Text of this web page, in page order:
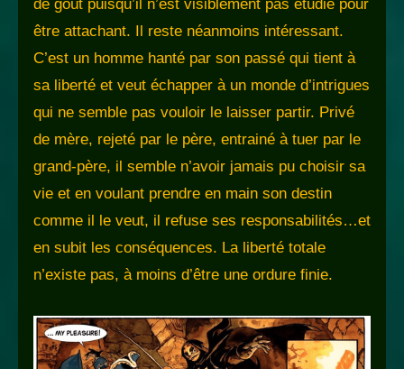
de goût puisqu’il n’est visiblement pas étudié pour
être attachant. Il reste néanmoins intéressant.
C’est un homme hanté par son passé qui tient à
sa liberté et veut échapper à un monde d’intrigues
qui ne semble pas vouloir le laisser partir. Privé
de mère, rejeté par le père, entrainé à tuer par le
grand-père, il semble n’avoir jamais pu choisir sa
vie et en voulant prendre en main son destin
comme il le veut, il refuse ses responsabilités…et
en subit les conséquences. La liberté totale
n’existe pas, à moins d’être une ordure finie.